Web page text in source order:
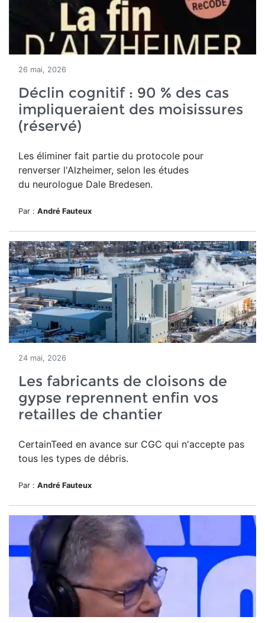
26 mai, 2026
Déclin cognitif : 90 % des cas
impliqueraient des moisissures
(réservé)
Les éliminer fait partie du protocole pour
renverser l'Alzheimer, selon les études
du neurologue Dale Bredesen.
Par : André Fauteux
24 mai, 2026
Les fabricants de cloisons de
gypse reprennent enfin vos
retailles de chantier
CertainTeed en avance sur CGC qui n'accepte pas
tous les types de débris.
Par : André Fauteux